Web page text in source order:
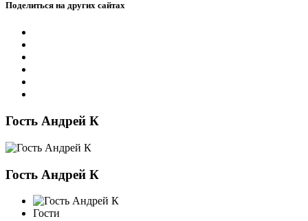
Поделиться на других сайтах
Гость Андрей К
Гость Андрей К
Гости